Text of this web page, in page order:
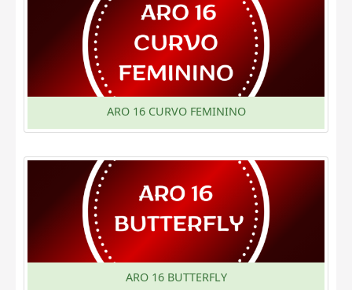
ARO 16 CURVO FEMININO
ARO 16 BUTTERFLY